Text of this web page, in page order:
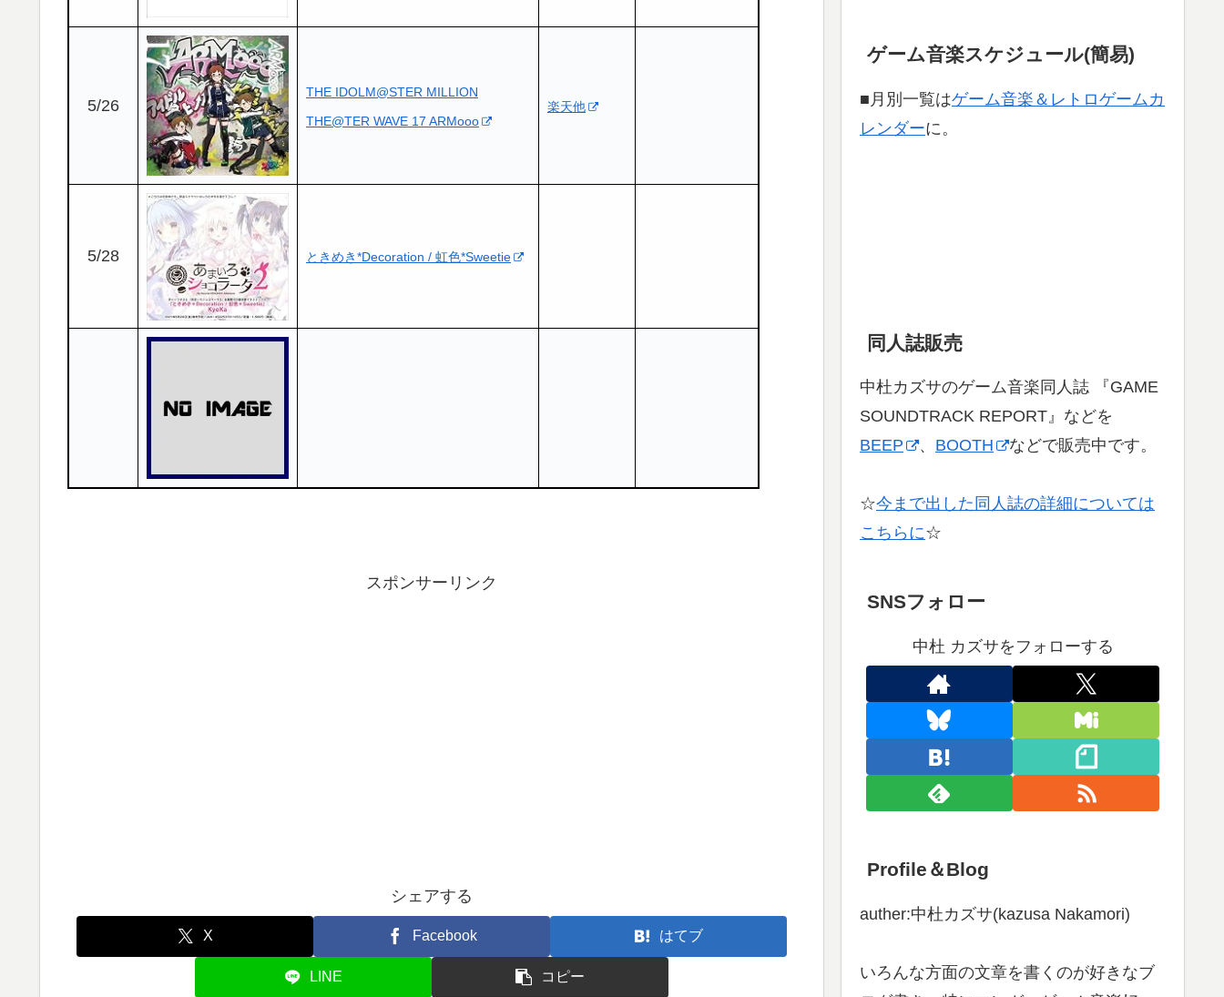
5/26
THE IDOLM@STER MILLION
THE@TER WAVE 17 ARMooo
楽天他
5/28 ときめき*Decoration / 虹色*Sweetie
スポンサーリンク
シェアする
X Facebook はてブ
LINE コピー
ゲーム音楽スケジュール(簡易)
■月別一覧はゲーム音楽＆レトロゲームカ
レンダーに。
同人誌販売
中杜カズサのゲーム音楽同人誌 『GAME
SOUNDTRACK REPORT』などを
BEEP
、 BOOTH などで販売中です。
☆今まで出した同人誌の詳細については
こちらに☆
SNSフォロー
中杜 カズサをフォローする
Profile＆Blog
auther:中杜カズサ(kazusa Nakamori)
いろんな方面の文章を書くのが好きなブ